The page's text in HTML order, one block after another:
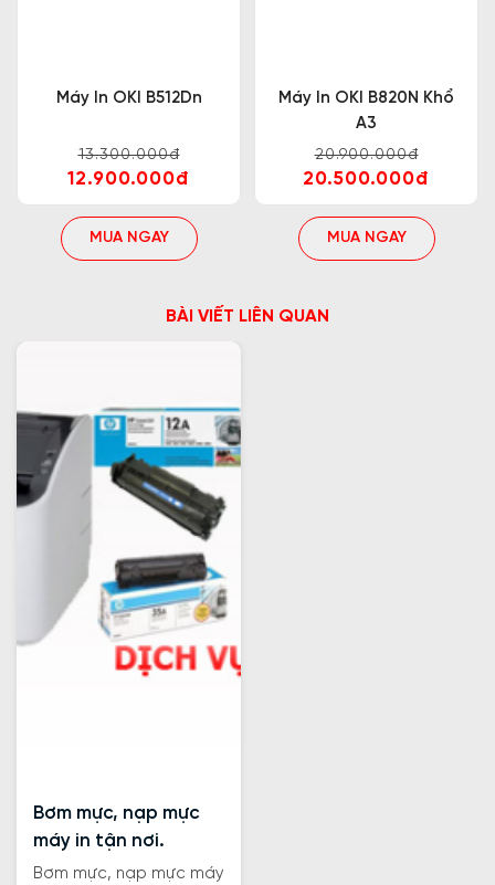
Máy In OKI B512Dn
13.300.000đ
12.900.000đ
MUA NGAY
Máy In OKI B820N Khổ
A3
20.900.000đ
20.500.000đ
MUA NGAY
BÀI VIẾT LIÊN QUAN
Bơm mực, nạp mực
máy in tận nơi.
Bơm mực, nạp mực máy